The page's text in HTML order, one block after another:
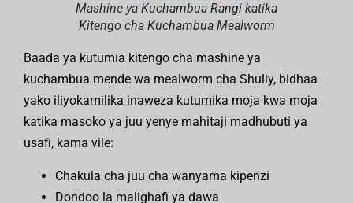
Mashine ya Kuchambua Rangi katika
Kitengo cha Kuchambua Mealworm
Baada ya kutumia kitengo cha mashine ya
kuchambua mende wa mealworm cha Shuliy, bidhaa
yako iliyokamilika inaweza kutumika moja kwa moja
katika masoko ya juu yenye mahitaji madhubuti ya
usafi, kama vile:
Chakula cha juu cha wanyama kipenzi
Dondoo la malighafi ya dawa